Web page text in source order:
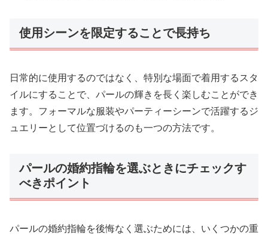
使用シーンを限定することで長持ち
日常的に使用するのではなく、特別な場面で着用するスタ
イルにすることで、パールの輝きを長く楽しむことができ
ます。フォーマルな服装やパーティーシーンで活躍するジ
ュエリーとして位置づけるのも一つの方法です。
パールの婚約指輪を選ぶときにチェックす
べきポイント
パールの婚約指輪を後悔なく選ぶためには、いくつかの重